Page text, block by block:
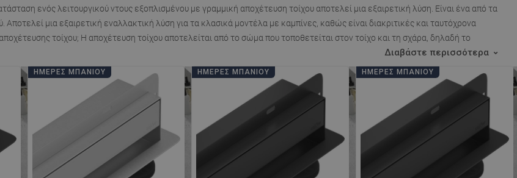
ενός λειτουργικού ντους εξοπλισμένου με γραμμική αποχέτευση τοίχου αποτελεί μια εξαιρετική λύση. Είναι ένα από τα
μια εξαιρετική εναλλακτική λύση για τα κλασικά μοντέλα με καμπίνες, καθώς είναι διακριτικές και ταυτόχρονα
τοίχου; Η αποχέτευση τοίχου αποτελείται από το σώμα που τοποθετείται στον τοίχο και τη σχάρα, δηλαδή το
Διαβάστε περισσότερα
ΗΜΈΡΕΣ ΜΠΆΝΙΟΥ ΗΜΈΡΕΣ ΜΠΆΝΙΟΥ ΗΜΈΡΕΣ ΜΠΆΝΙΟΥ